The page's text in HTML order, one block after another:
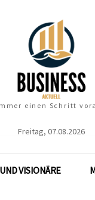
einen Schritt
Freitag, 07.08.2026
VISIONÄRE